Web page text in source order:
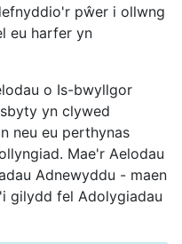
pŵer i ollwng
eu harfer yn
o Is-bwyllgor
yn clywed
neu eu perthynas
Mae'r Aelodau
Adnewyddu - maen
gilydd fel Adolygiadau